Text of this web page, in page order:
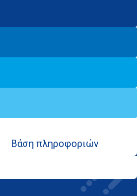
Βάση πληροφοριών